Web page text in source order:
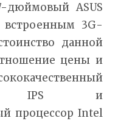
дюймовый ASUS
встроенным 3G-
данной
цены и
IPS и
процессор Intel